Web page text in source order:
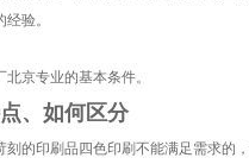
验。
京专业的基本条件。
、如何区分
印刷品四色印刷不能满足需求的